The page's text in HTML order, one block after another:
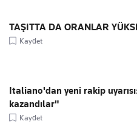
TAŞITTA DA ORANLAR
Kaydet
Italiano'dan yeni rakip
kazandılar"
Kaydet